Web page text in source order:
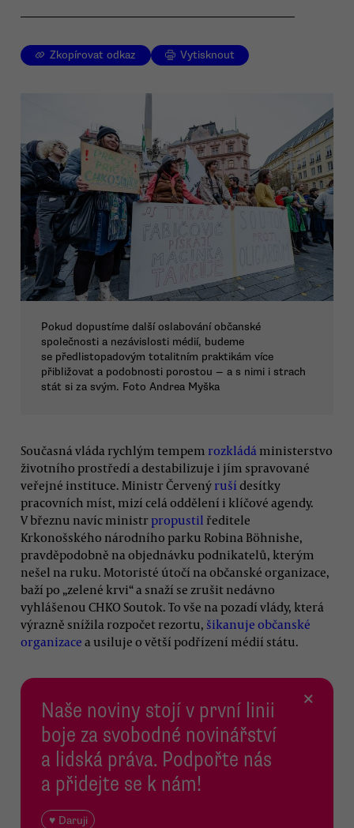
Zkopírovat odkaz Vytisknout
Pokud dopustíme další oslabování občanské
společnosti a nezávislosti médií, budeme
se předlistopadovým totalitním praktikám více
přibližovat a podobnosti porostou — a s nimi i strach
stát si za svým. Foto Andrea Myška
Současná vláda rychlým tempem rozkládá ministerstvo
životního prostředí a destabilizuje i jím spravované
veřejné instituce. Ministr Červený ruší desítky
pracovních míst, mizí celá oddělení i klíčové agendy.
V březnu navíc ministr propustil ředitele
Krkonošského národního parku Robina Böhnishe,
pravděpodobně na objednávku podnikatelů, kterým
nešel na ruku. Motoristé útočí na občanské organizace,
baží po „zelené krvi“ a snaží se zrušit nedávno
vyhlášenou CHKO Soutok. To vše na pozadí vlády, která
výrazně snížila rozpočet rezortu, šikanuje občanské
organizace a usiluje o větší podřízení médií státu.
Naše noviny stojí v první linii
boje za svobodné novinářství
a lidská práva. Podpořte nás
a přidejte se k nám!
♥ Daruji
×